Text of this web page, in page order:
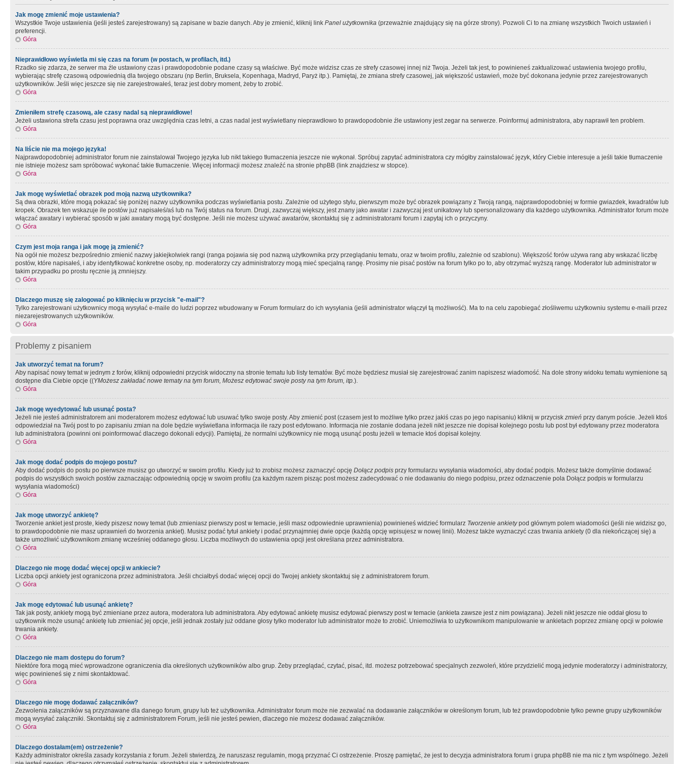
Jak mogę zmienić moje ustawienia?
Wszystkie Twoje ustawienia (jeśli jesteś zarejestrowany) są zapisane w bazie danych. Aby je zmienić, kliknij link Panel użytkownika (przeważnie znajdujący się na górze strony). Pozwoli Ci to na zmianę wszystkich Twoich ustawień i
preferencji.
Góra
Nieprawidłowo wyświetla mi się czas na forum (w postach, w profilach, itd.)
Rzadko się zdarza, że serwer ma źle ustawiony czas i prawdopodobnie podane czasy są właściwe. Być może widzisz czas ze strefy czasowej innej niż Twoja. Jeżeli tak jest, to powinieneś zaktualizować ustawienia twojego profilu,
wybierając strefę czasową odpowiednią dla twojego obszaru (np Berlin, Bruksela, Kopenhaga, Madryd, Paryż itp.). Pamiętaj, że zmiana strefy czasowej, jak większość ustawień, może być dokonana jedynie przez zarejestrowanych
użytkowników. Jeśli więc jeszcze się nie zarejestrowałeś, teraz jest dobry moment, żeby to zrobić.
Góra
Zmieniłem strefę czasową, ale czasy nadal są nieprawidłowe!
Jeżeli ustawiona strefa czasu jest poprawna oraz uwzględnia czas letni, a czas nadal jest wyświetlany nieprawdłowo to prawdopodobnie źle ustawiony jest zegar na serwerze. Poinformuj administratora, aby naprawił ten problem.
Góra
Na liście nie ma mojego języka!
Najprawdopodobniej administrator forum nie zainstalował Twojego języka lub nikt takiego tłumaczenia jeszcze nie wykonał. Spróbuj zapytać administratora czy mógłby zainstalować język, który Ciebie interesuje a jeśli takie tłumaczenie
nie istnieje możesz sam spróbować wykonać takie tłumaczenie. Więcej informacji możesz znaleźć na stronie phpBB (link znajdziesz w stopce).
Góra
Jak mogę wyświetlać obrazek pod moją nazwą użytkownika?
Są dwa obrazki, które mogą pokazać się poniżej nazwy użytkownika podczas wyświetlania postu. Zależnie od użytego stylu, pierwszym może być obrazek powiązany z Twoją rangą, najprawdopodobniej w formie gwiazdek, kwadratów lub
kropek. Obrazek ten wskazuje ile postów już napisałeś/aś lub na Twój status na forum. Drugi, zazwyczaj większy, jest znany jako awatar i zazwyczaj jest unikatowy lub spersonalizowany dla każdego użytkownika. Administrator forum może
włączać awatary i wybierać sposób w jaki awatary mogą być dostępne. Jeśli nie możesz używać awatarów, skontaktuj się z administratorami forum i zapytaj ich o przyczyny.
Góra
Czym jest moja ranga i jak mogę ją zmienić?
Na ogół nie możesz bezpośrednio zmienić nazwy jakiejkolwiek rangi (ranga pojawia się pod nazwą użytkownika przy przeglądaniu tematu, oraz w twoim profilu, zależnie od szablonu). Większość forów używa rang aby wskazać liczbę
postów, które napisałeś, i aby identyfikować konkretne osoby, np. moderatorzy czy administratorzy mogą mieć specjalną rangę. Prosimy nie pisać postów na forum tylko po to, aby otrzymać wyższą rangę. Moderator lub administrator w
takim przypadku po prostu ręcznie ją zmniejszy.
Góra
Dlaczego muszę się zalogować po kliknięciu w przycisk "e-mail"?
Tylko zarejestrowani użytkownicy mogą wysyłać e-maile do ludzi poprzez wbudowany w Forum formularz do ich wysyłania (jeśli administrator włączył tą możliwość). Ma to na celu zapobiegać złośliwemu użytkowniu systemu e-maili przez
niezarejestrowanych użytkowników.
Góra
Problemy z pisaniem
Jak utworzyć temat na forum?
Aby napisać nowy temat w jednym z forów, kliknij odpowiedni przycisk widoczny na stronie tematu lub listy tematów. Być może będziesz musiał się zarejestrować zanim napiszesz wiadomość. Na dole strony widoku tematu wymienione są
dostępne dla Ciebie opcje ((YMożesz zakładać nowe tematy na tym forum, Możesz edytować swoje posty na tym forum, itp.).
Góra
Jak mogę wyedytować lub usunąć posta?
Jeżeli nie jesteś administratorem ani moderatorem możesz edytować lub usuwać tylko swoje posty. Aby zmienić post (czasem jest to możliwe tylko przez jakiś czas po jego napisaniu) kliknij w przycisk zmień przy danym poście. Jeżeli ktoś
odpowiedział na Twój post to po zapisaniu zmian na dole będzie wyświetlana informacja ile razy post edytowano. Informacja nie zostanie dodana jeżeli nikt jeszcze nie dopisał kolejnego postu lub post był edytowany przez moderatora
lub administratora (powinni oni poinformować dlaczego dokonali edycji). Pamiętaj, że normalni użytkownicy nie mogą usunąć postu jeżeli w temacie ktoś dopisał kolejny.
Góra
Jak mogę dodać podpis do mojego postu?
Aby dodać podpis do postu po pierwsze musisz go utworzyć w swoim profilu. Kiedy już to zrobisz możesz zaznaczyć opcję Dołącz podpis przy formularzu wysyłania wiadomości, aby dodać podpis. Możesz także domyślnie dodawać
podpis do wszystkich swoich postów zaznaczając odpowiednią opcję w swoim profilu (za każdym razem pisząc post możesz zadecydować o nie dodawaniu do niego podpisu, przez odznaczenie pola Dołącz podpis w formularzu
wysyłania wiadomości)
Góra
Jak mogę utworzyć ankietę?
Tworzenie ankiet jest proste, kiedy piszesz nowy temat (lub zmieniasz pierwszy post w temacie, jeśli masz odpowiednie uprawnienia) powinieneś widzieć formularz Tworzenie ankietypod głównym polem wiadomości (jeśli nie widzisz go,
to prawdopodobnie nie masz uprawnień do tworzenia ankiet). Musisz podać tytuł ankiety i podać przynajmniej dwie opcje (każdą opcję wpisujesz w nowej linii). Możesz także wyznaczyć czas trwania ankiety (0 dla niekończącej się) a
także umożliwić użytkownikom zmianę wcześniej oddanego głosu. Liczba możliwych do ustawienia opcji jest określana przez administratora.
Góra
Dlaczego nie mogę dodać więcej opcji w ankiecie?
Liczba opcji ankiety jest ograniczona przez administratora. Jeśli chciałbyś dodać więcej opcji do Twojej ankiety skontaktuj się z administratorem forum.
Góra
Jak mogę edytować lub usunąć ankietę?
Tak jak posty, ankiety mogą być zmieniane przez autora, moderatora lub administratora. Aby edytować ankietę musisz edytować pierwszy post w temacie (ankieta zawsze jest z nim powiązana). Jeżeli nikt jeszcze nie oddał głosu to
użytkownik może usunąć ankietę lub zmieniać jej opcje, jeśli jednak zostały już oddane głosy tylko moderator lub administrator może to zrobić. Uniemożliwia to użytkownikom manipulowanie w ankietach poprzez zmianę opcji w połowie
trwania ankiety.
Góra
Dlaczego nie mam dostępu do forum?
Niektóre fora mogą mieć wprowadzone ograniczenia dla określonych użytkowników albo grup. Żeby przeglądać, czytać, pisać, itd. możesz potrzebować specjalnych zezwoleń, które przydzielić mogą jedynie moderatorzy i administratorzy,
więc powinieneś się z nimi skontaktować.
Góra
Dlaczego nie mogę dodawać załączników?
Zezwolenia załączników są przyznawane dla danego forum, grupy lub też użytkownika. Administrator forum może nie zezwalać na dodawanie załączników w określonym forum, lub też prawdopodobnie tylko pewne grupy użytkowników
mogą wysyłać załączniki. Skontaktuj się z administratorem Forum, jeśli nie jesteś pewien, dlaczego nie możesz dodawać załączników.
Góra
Dlaczego dostałam(em) ostrzeżenie?
Każdy administrator określa zasady korzystania z forum. Jeżeli stwierdzą, że naruszasz regulamin, mogą przyznać Ci ostrzeżenie. Proszę pamiętać, że jest to decyzja administratora forum i grupa phpBB nie ma nic z tym wspólnego. Jeżeli